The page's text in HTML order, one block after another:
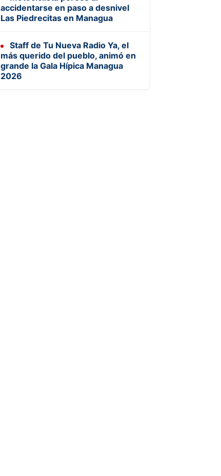
accidentarse en paso a desnivel
Las Piedrecitas en Managua
Staff de Tu Nueva Radio Ya, el
más querido del pueblo, animó en
grande la Gala Hípica Managua
2026